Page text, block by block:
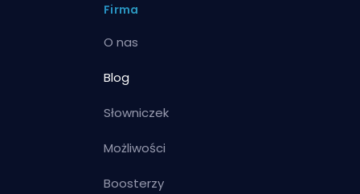
Firma
O nas
Blog
Słowniczek
Możliwości
Boosterzy